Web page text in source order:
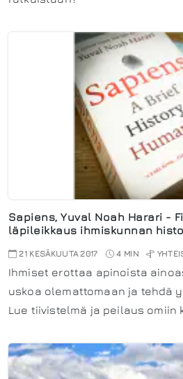
Sapiens, Yuval Noah Harari -
läpileikkaus ihmiskunnan
21 KESÄKUUTA 2017 4 MIN
Ihmiset erottaa apinoista
uskoa olemattomaan ja tehdä
Lue tiivistelmä ja peilaus omiin